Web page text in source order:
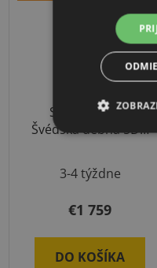
Sport-Thieme
Švédska debna 5D s
3-4 týždne
€1 759
DO KOŠÍKA